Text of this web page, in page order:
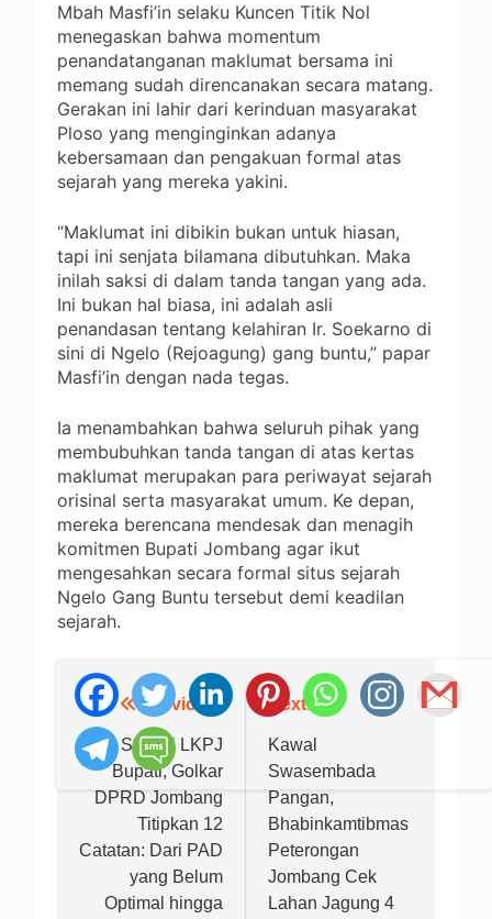
Mbah Masfi’in selaku Kuncen Titik Nol
menegaskan bahwa momentum
penandatanganan maklumat bersama ini
memang sudah direncanakan secara matang.
Gerakan ini lahir dari kerinduan masyarakat
Ploso yang menginginkan adanya
kebersamaan dan pengakuan formal atas
sejarah yang mereka yakini.
“Maklumat ini dibikin bukan untuk hiasan,
tapi ini senjata bilamana dibutuhkan. Maka
inilah saksi di dalam tanda tangan yang ada.
Ini bukan hal biasa, ini adalah asli
penandasan tentang kelahiran Ir. Soekarno di
sini di Ngelo (Rejoagung) gang buntu,” papar
Masfi’in dengan nada tegas.
Ia menambahkan bahwa seluruh pihak yang
membubuhkan tanda tangan di atas kertas
maklumat merupakan para periwayat sejarah
orisinal serta masyarakat umum. Ke depan,
mereka berencana mendesak dan menagih
komitmen Bupati Jombang agar ikut
mengesahkan secara formal situs sejarah
Ngelo Gang Buntu tersebut demi keadilan
sejarah.
Navigasi
pos
Previous:
Setujui LKPJ
Bupati, Golkar
DPRD Jombang
Titipkan 12
Catatan: Dari PAD
yang Belum
Optimal hingga
Next:
Kawal
Swasembada
Pangan,
Bhabinkamtibmas
Peterongan
Jombang Cek
Lahan Jagung 4